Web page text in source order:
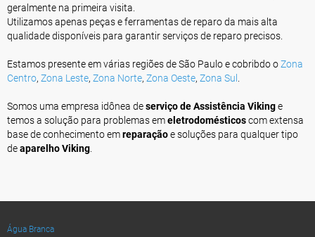
geralmente na primeira visita.
Utilizamos apenas peças e ferramentas de reparo da mais alta
qualidade disponíveis para garantir serviços de reparo precisos.
Estamos presente em várias regiões de São Paulo e cobribdo oZona
Centro, Zona Leste, Zona Norte, Zona Oeste, Zona Sul
Somos uma empresa idônea deserviço de Assistência Vikinge
temos a solução para problemas emeletrodomésticoscom extensa
base de conhecimento emreparaçãoe soluções para qualquer tipo
deaparelho Viking
Água Branca